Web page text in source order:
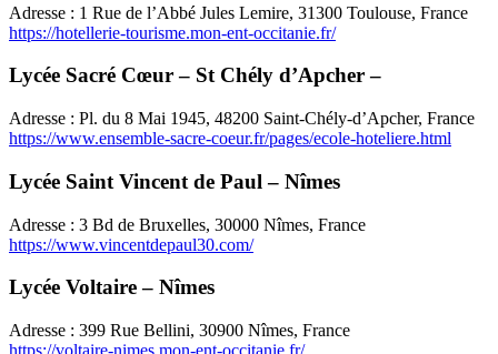
Adresse : 1 Rue de l’Abbé Jules Lemire, 31300 Toulouse, France
https://hotellerie-tourisme.mon-ent-occitanie.fr/
Lycée Sacré Cœur – St Chély d’Apcher –
Adresse : Pl. du 8 Mai 1945, 48200 Saint-Chély-d’Apcher, France
https://www.ensemble-sacre-coeur.fr/pages/ecole-hoteliere.html
Lycée Saint Vincent de Paul – Nîmes
Adresse : 3 Bd de Bruxelles, 30000 Nîmes, France
https://www.vincentdepaul30.com/
Lycée Voltaire – Nîmes
Adresse : 399 Rue Bellini, 30900 Nîmes, France
https://voltaire-nimes.mon-ent-occitanie.fr/